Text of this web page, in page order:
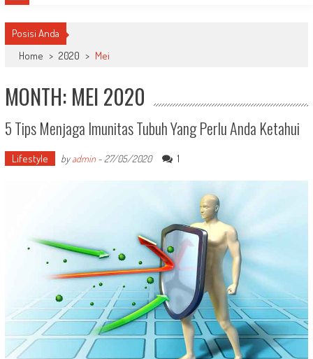
Posisi Anda
Home > 2020 > Mei
MONTH: MEI 2020
5 Tips Menjaga Imunitas Tubuh Yang Perlu Anda Ketahui
Lifestyle byadmin- 27/05/2020 1